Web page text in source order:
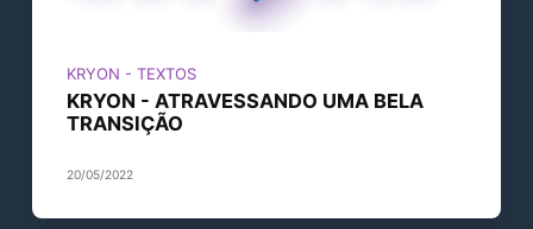
KRYON - TEXTOS
KRYON - ATRAVESSANDO UMA BELA
TRANSIÇÃO
20/05/2022